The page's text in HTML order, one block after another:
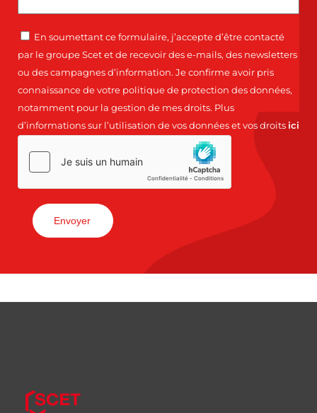
En soumettant ce formulaire, j’accepte d’être contacté
par le groupe Scet et de recevoir des e-mails, des newsletters
ou des campagnes d’information. Je confirme avoir pris
connaissance de votre politique de protection des données,
notamment pour la gestion de mes droits. Plus
d’informations sur l’utilisation de vos données et vos droits ici